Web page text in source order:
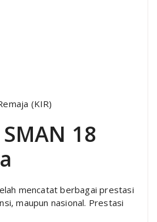
(KIR)
18
mencatat berbagai prestasi
maupun nasional. Prestasi